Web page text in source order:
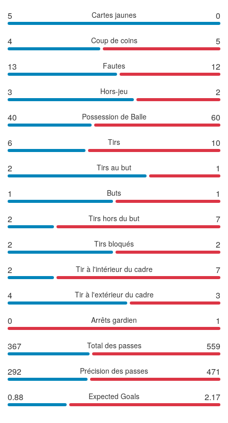
5 Cartes jaunes 0
4 Coup de coins 5
13 Fautes 12
3 Hors-jeu 2
40 Possession de Balle 60
6 Tirs 10
2 Tirs au but 1
1 Buts 1
2 Tirs hors du but 7
2 Tirs bloqués 2
2 Tir à l'intérieur du cadre 7
4 Tir à l'extérieur du cadre 3
0 Arrêts gardien 1
367 Total des passes 559
292 Précision des passes 471
0.88 Expected Goals 2.17